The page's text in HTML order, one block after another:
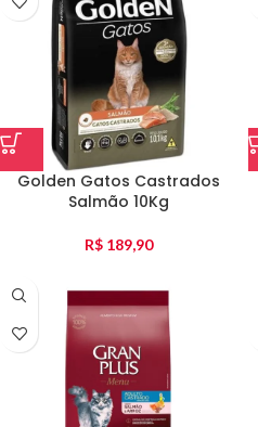
Golden Gatos Castrados
Salmão 10Kg
R$ 189,90